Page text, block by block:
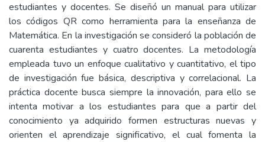
estudiantes y docentes. Se diseñó un manual para utilizar
los códigos QR como herramienta para la enseñanza de
Matemática. En la investigación se consideró la población de
cuarenta estudiantes y cuatro docentes. La metodología
empleada tuvo un enfoque cualitativo y cuantitativo, el tipo
de investigación fue básica, descriptiva y correlacional. La
práctica docente busca siempre la innovación, para ello se
intenta motivar a los estudiantes para que a partir del
conocimiento ya adquirido formen estructuras nuevas y
orienten el aprendizaje significativo, el cual fomenta la